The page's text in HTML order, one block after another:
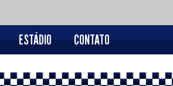
ESTÁDIO CONTATO